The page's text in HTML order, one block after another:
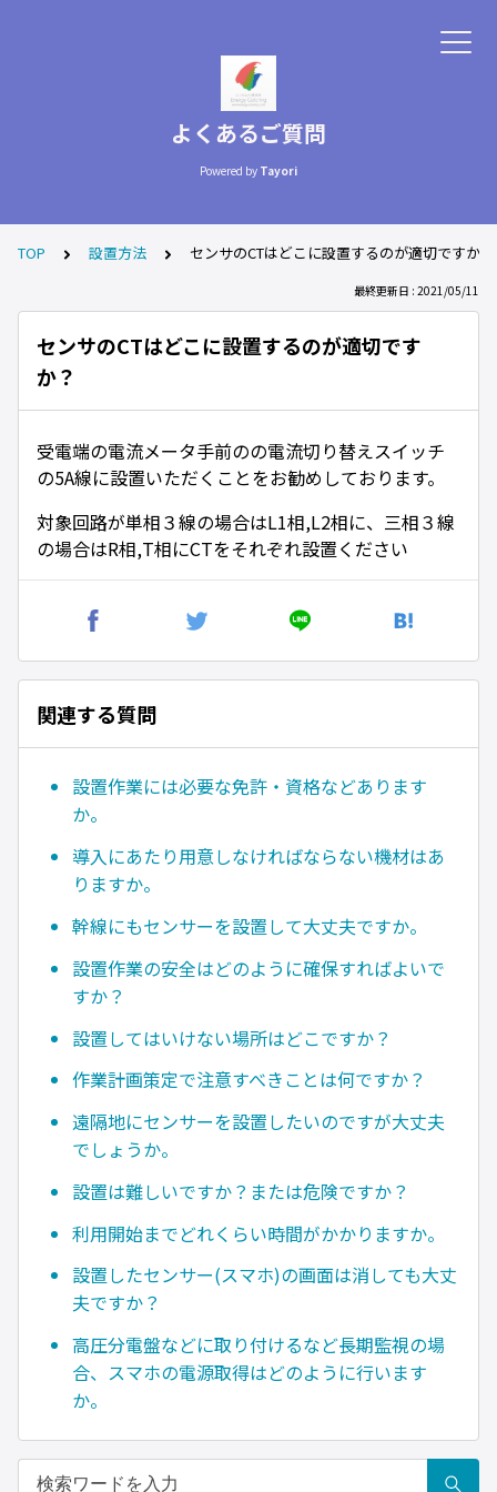
よくあるご質問
Powered by Tayori
TOP 設置方法 センサのCTはどこに設置するのが適切ですか？
最終更新日 : 2021/05/11
センサのCTはどこに設置するのが適切です
か？
受電端の電流メータ手前のの電流切り替えスイッチ
の5A線に設置いただくことをお勧めしております。
対象回路が単相３線の場合はL1相,L2相に、三相３線
の場合はR相,T相にCTをそれぞれ設置ください
関連する質問
設置作業には必要な免許・資格などあります
か。
導入にあたり用意しなければならない機材はあ
りますか。
幹線にもセンサーを設置して大丈夫ですか。
設置作業の安全はどのように確保すればよいで
すか？
設置してはいけない場所はどこですか？
作業計画策定で注意すべきことは何ですか？
遠隔地にセンサーを設置したいのですが大丈夫
でしょうか。
設置は難しいですか？または危険ですか？
利用開始までどれくらい時間がかかりますか。
設置したセンサー(スマホ)の画面は消しても大丈
夫ですか？
高圧分電盤などに取り付けるなど長期監視の場
合、スマホの電源取得はどのように行います
か。